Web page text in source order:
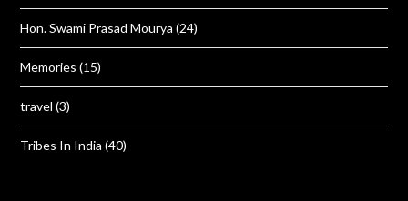
Hon. Swami Prasad Mourya (24)
Memories (15)
travel (3)
Tribes In India (40)